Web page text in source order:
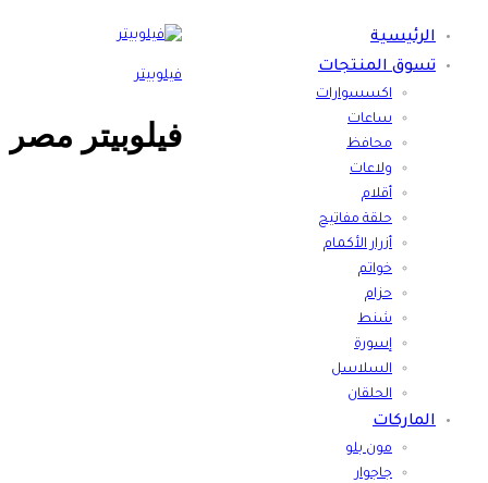
فيلوبيتر
فيلوبيتر مصر
الرئيسية
تسوق المنتجات
اكسسوارات
ساعات
محافظ
ولاعات
أقلام
حلقة مفاتيح
أزرار الأكمام
خواتم
حزام
شنط
إسورة
السلاسل
الحلقان
الماركات
مون بلو
جاجوار